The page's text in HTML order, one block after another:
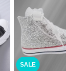
SALE